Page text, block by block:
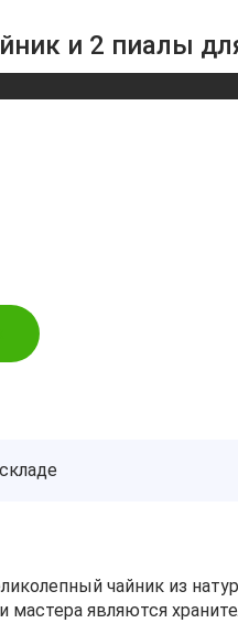
и 2 пиалы
чайник из
мастера являются